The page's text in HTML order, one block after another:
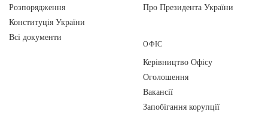
Розпорядження
Конституція України
Всі документи
Про Президента України
ОФІС
Керівництво Офісу
Оголошення
Вакансії
Запобігання корупції